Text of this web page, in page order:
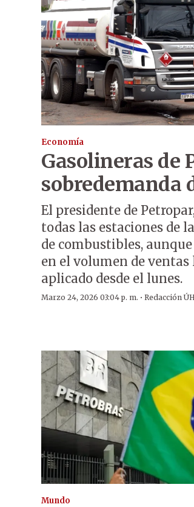
Economía
Gasolineras de
sobredemanda
El presidente de
todas las estaciones de
de combustibles,
en el volumen de ventas
aplicado desde el lunes.
Marzo 24, 2026 03:04 p. m. · Redacción ÚH
Mundo